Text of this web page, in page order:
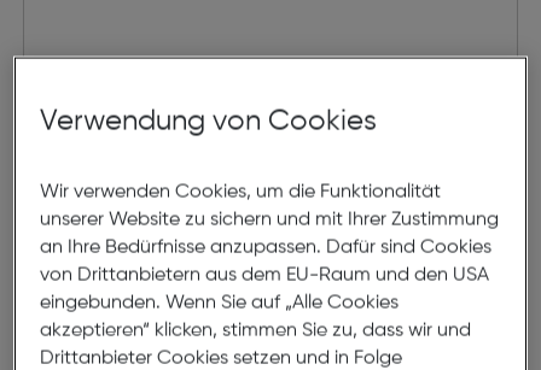
Kenko Smart POL-C Slim
€ 10,00
in den Warenkorb
Verwendung von Cookies
Wir verwenden Cookies, um die Funktionalität
unserer Website zu sichern und mit Ihrer Zustimmung
an Ihre Bedürfnisse anzupassen. Dafür sind Cookies
von Drittanbietern aus dem EU-Raum und den USA
eingebunden. Wenn Sie auf „Alle Cookies
akzeptieren“ klicken, stimmen Sie zu, dass wir und
Drittanbieter Cookies setzen und in Folge